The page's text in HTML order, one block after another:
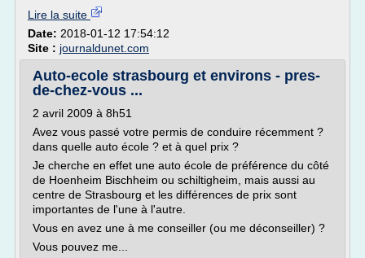
Lire la suite
Date: 2018-01-12 17:54:12
Site : journaldunet.com
Auto-ecole strasbourg et environs - pres-
de-chez-vous ...
2 avril 2009 à 8h51
Avez vous passé votre permis de conduire récemment ?
dans quelle auto école ? et à quel prix ?
Je cherche en effet une auto école de préférence du côté
de Hoenheim Bischheim ou schiltigheim, mais aussi au
centre de Strasbourg et les différences de prix sont
importantes de l'une à l'autre.
Vous en avez une à me conseiller (ou me déconseiller) ?
Vous pouvez me...